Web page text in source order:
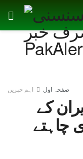
صفحہ اول اہم خبریں
کے
چاہتے